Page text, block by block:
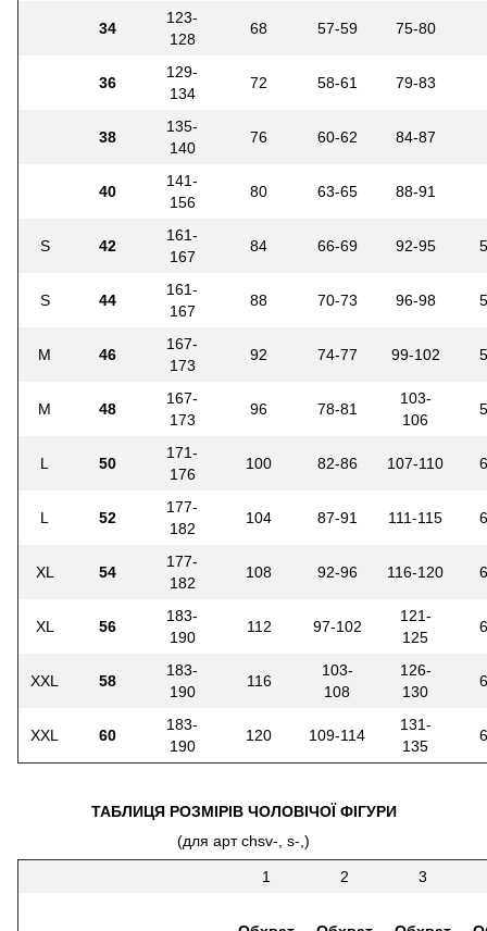
34
123-
128
68 57-59 75-80
36
129-
134
72 58-61 79-83
38
135-
140
76 60-62 84-87
40
141-
156
80 63-65 88-91
S 42
161-
167
84 66-69 92-95
S 44
161-
167
88 70-73 96-98
M 46
167-
173
92 74-77 99-102
M 48
167-
173
96 78-81
103-
106
L 50
171-
176
100 82-86 107-110
L 52
177-
182
104 87-91 111-115
XL 54
177-
182
108 92-96 116-120
XL 56
183-
190
112 97-102
121-
125
XXL 58
183-
190
116
103-
108
126-
130
XXL 60
183-
190
120 109-114
131-
135
ТАБЛИЦЯ РОЗМІРІВ ЧОЛОВІЧОЇ ФІГУРИ
(для арт chsv-, s-,)
1 2 3